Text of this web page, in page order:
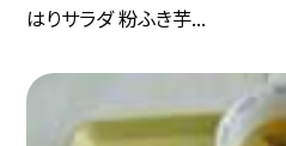
はりサラダ 粉ふき芋...